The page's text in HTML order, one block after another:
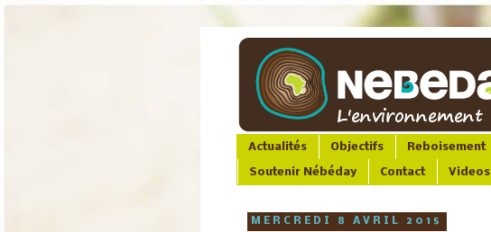
Actualités Objectifs Reboisement
Soutenir Nébéday Contact Videos
MERCREDI 8 AVRIL 2015